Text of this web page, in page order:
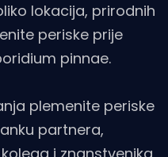
lokacija, prirodnih
periske prije
pinnae.
plemenite periske
partnera,